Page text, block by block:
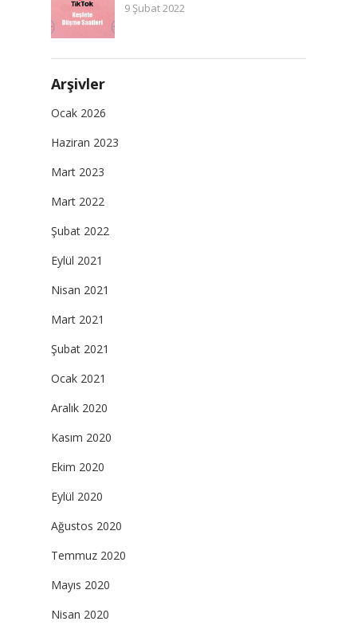
9 Şubat 2022
Arşivler
Ocak 2026
Haziran 2023
Mart 2023
Mart 2022
Şubat 2022
Eylül 2021
Nisan 2021
Mart 2021
Şubat 2021
Ocak 2021
Aralık 2020
Kasım 2020
Ekim 2020
Eylül 2020
Ağustos 2020
Temmuz 2020
Mayıs 2020
Nisan 2020